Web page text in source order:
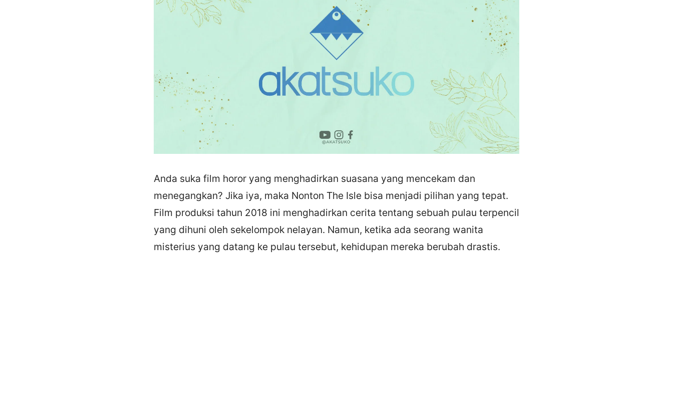
Anda suka film horor yang menghadirkan suasana yang mencekam dan
menegangkan? Jika iya, maka Nonton The Isle bisa menjadi pilihan yang tepat.
Film produksi tahun 2018 ini menghadirkan cerita tentang sebuah pulau terpencil
yang dihuni oleh sekelompok nelayan. Namun, ketika ada seorang wanita
misterius yang datang ke pulau tersebut, kehidupan mereka berubah drastis.